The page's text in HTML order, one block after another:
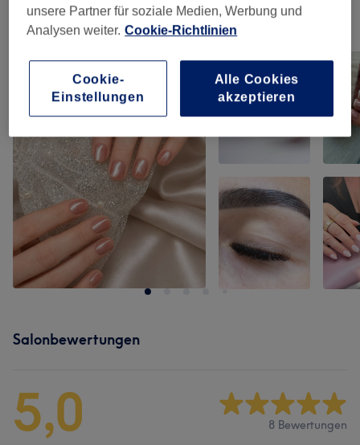
Unsere Arbeit
Salonbewertungen
5,0 8 Bewertungen
unsere Partner für soziale Medien, Werbung und
Analysen weiter. Cookie-Richtlinien
Cookie-
Einstellungen
Alle Cookies
akzeptieren